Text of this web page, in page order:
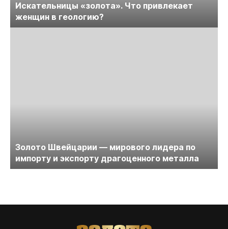
Искательницы «золота». Что привлекает
женщин в геологию?
Золото Швейцарии — мирового лидера по
импорту и экспорту драгоценного металла